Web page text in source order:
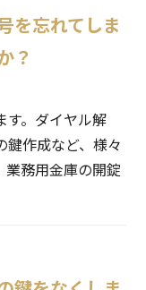
を忘れてしま
？
す。ダイヤル解
鍵作成など、様々
業務用金庫の開錠